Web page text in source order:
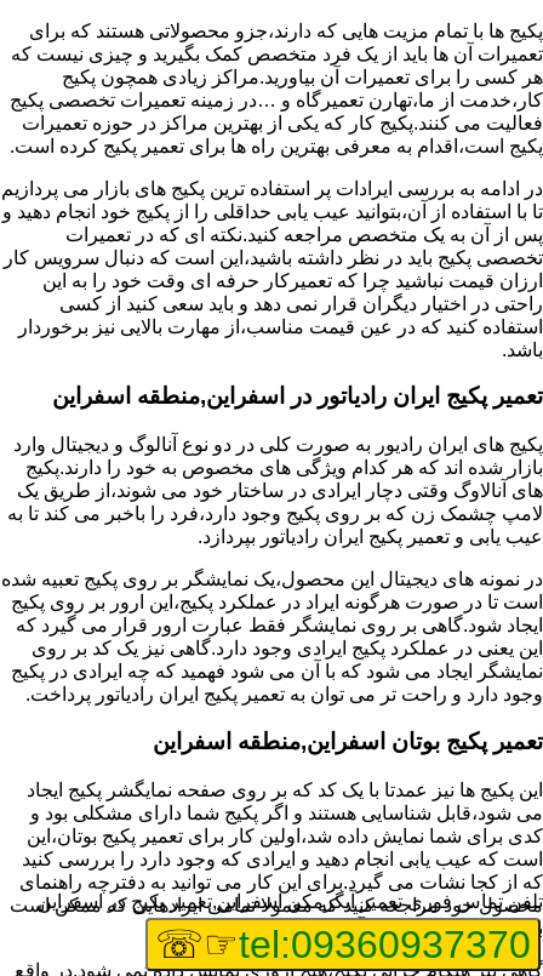
پکیج ها با تمام مزیت هایی که دارند،جزو محصولاتی هستند که برای
تعمیرات آن ها باید از یک فرد متخصص کمک بگیرید و چیزی نیست که
هر کسی را برای تعمیرات آن بیاورید.مراکز زیادی همچون پکیج
کار،خدمت از ما،تهارن تعمیرگاه و …در زمینه تعمیرات تخصصی پکیج
فعالیت می کنند.پکیج کار که یکی از بهترین مراکز در حوزه تعمیرات
پکیج است،اقدام به معرفی بهترین راه ها برای تعمیر پکیج کرده است.
در ادامه به بررسی ایرادات پر استفاده ترین پکیج های بازار می پردازیم
تا با استفاده از آن،بتوانید عیب یابی حداقلی را از پکیج خود انجام دهید و
پس از آن به یک متخصص مراجعه کنید.نکته ای که در تعمیرات
تخصصی پکیج باید در نظر داشته باشید،این است که دنبال سرویس کار
ارزان قیمت نباشید چرا که تعمیرکار حرفه ای وقت خود را به این
راحتی در اختیار دیگران قرار نمی دهد و باید سعی کنید از کسی
استفاده کنید که در عین قیمت مناسب،از مهارت بالایی نیز برخوردار
باشد.
تعمیر پکیج ایران رادیاتور در اسفراین,منطقه اسفراین
پکیج های ایران رادیور به صورت کلی در دو نوع آنالوگ و دیجیتال وارد
بازار شده اند که هر کدام ویژگی های مخصوص به خود را دارند.پکیج
های آنالاوگ وقتی دچار ایرادی در ساختار خود می شوند،از طریق یک
لامپ چشمک زن که بر روی پکیج وجود دارد،فرد را باخبر می کند تا به
عیب یابی و تعمیر پکیج ایران رادیاتور بپردازد.
در نمونه های دیجیتال این محصول،یک نمایشگر بر روی پکیج تعبیه شده
است تا در صورت هرگونه ایراد در عملکرد پکیج،این ارور بر روی پکیج
ایجاد شود.گاهی بر روی نمایشگر فقط عبارت ارور قرار می گیرد که
این یعنی در عملکرد پکیج ایرادی وجود دارد.گاهی نیز یک کد بر روی
نمایشگر ایجاد می شود که با آن می شود فهمید که چه ایرادی در پکیج
وجود دارد و راحت تر می توان به تعمیر پکیج ایران رادیاتور پرداخت.
تعمیر پکیج بوتان اسفراین,منطقه اسفراین
این پکیج ها نیز عمدتا با یک کد که بر روی صفحه نمایگشر پکیج ایجاد
می شود،قابل شناسایی هستند و اگر پکیج شما دارای مشکلی بود و
کدی برای شما نمایش داده شد،اولین کار برای تعمیر پکیج بوتان،این
است که عیب یابی انجام دهید و ایرادی که وجود دارد را بررسی کنید
که از کجا نشات می گیرد.برای این کار می توانید به دفترچه راهنمای
محصول خود مراجعه کنید که معمولا تمامی ایرادهایی که ممکن است
برای پکیج پیش بیاید در آن قرار گرفته است.
گاهی نیز هنگام خرابی پکیج،هیچ اروری نمایش داده نمی شود.در واقع
تلفن تماس فوریتعمیر آبگرمکن اسفراین,تعمیر پکیج در اسفراین
tel:09360937370
☞☏